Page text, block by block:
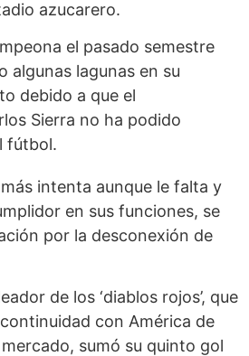
azucarero.
el pasado semestre
algunas lagunas en su
debido a que el
Sierra no ha podido
fútbol.
intenta aunque le falta y
en sus funciones, se
por la desconexión de
de los ‘diablos rojos’, que
con América de
sumó su quinto gol